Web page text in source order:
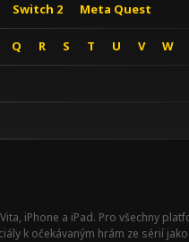
Switch 2 Meta Quest
Q R S T U V W
iPhone a iPad. Pro všechny
k očekávaným hrám ze sérií jako